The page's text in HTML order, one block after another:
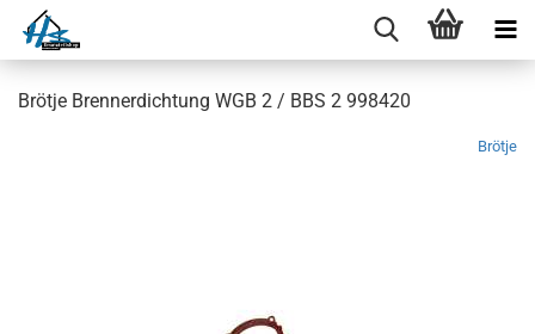
Brötje Brennerdichtung WGB 2 / BBS 2 998420
Brötje